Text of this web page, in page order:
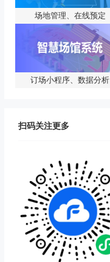
场地管理、在线预定
订场小程序、数据分析
扫码关注更多